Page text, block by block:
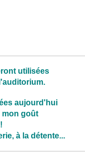
utilisées
aujourd'hui
mon goût
à la détente...